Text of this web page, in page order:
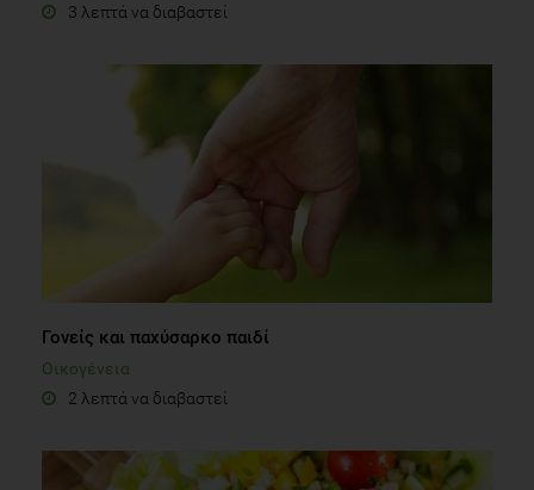
3 λεπτά να διαβαστεί
Γονείς και παχύσαρκο παιδί
Οικογένεια
2 λεπτά να διαβαστεί